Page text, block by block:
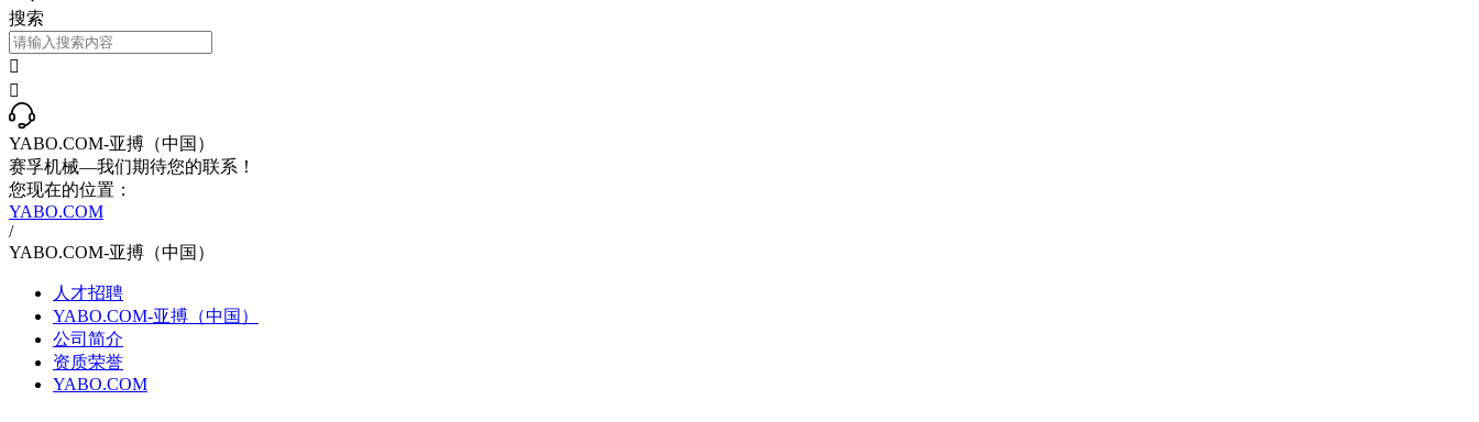
搜索


YABO.COM-亚搏（中国）
赛孚机械—我们期待您的联系！
您现在的位置：
YABO.COM
/
YABO.COM-亚搏（中国）
人才招聘
YABO.COM-亚搏（中国）
公司简介
资质荣誉
YABO.COM